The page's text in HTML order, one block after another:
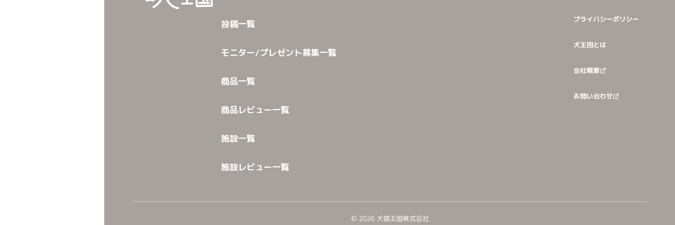
投稿一覧
モニター/プレゼント募集一覧
商品一覧
商品レビュー一覧
施設一覧
施設レビュー一覧
プライバシーポリシー
犬王国とは
会社概要
お問い合わせ
© 2026犬猫王国株式会社